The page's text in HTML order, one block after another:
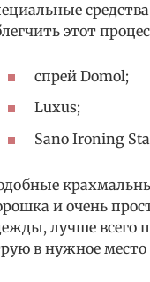
этот
спрей Domol;
Luxus;
Sano Ironing
и очень
лучше всего
в нужное место